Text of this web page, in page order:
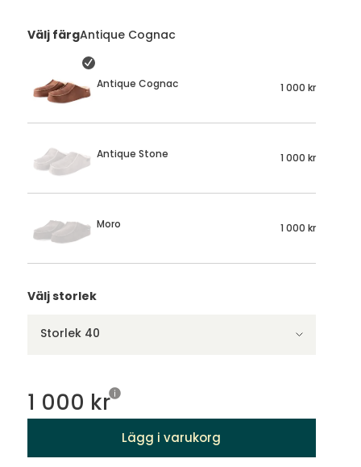
Välj färgAntique Cognac
Antique Cognac 1 000 kr
Antique Stone 1 000 kr
Moro 1 000 kr
Välj storlek
Storlek 40
1 000 kr
Lägg i varukorg